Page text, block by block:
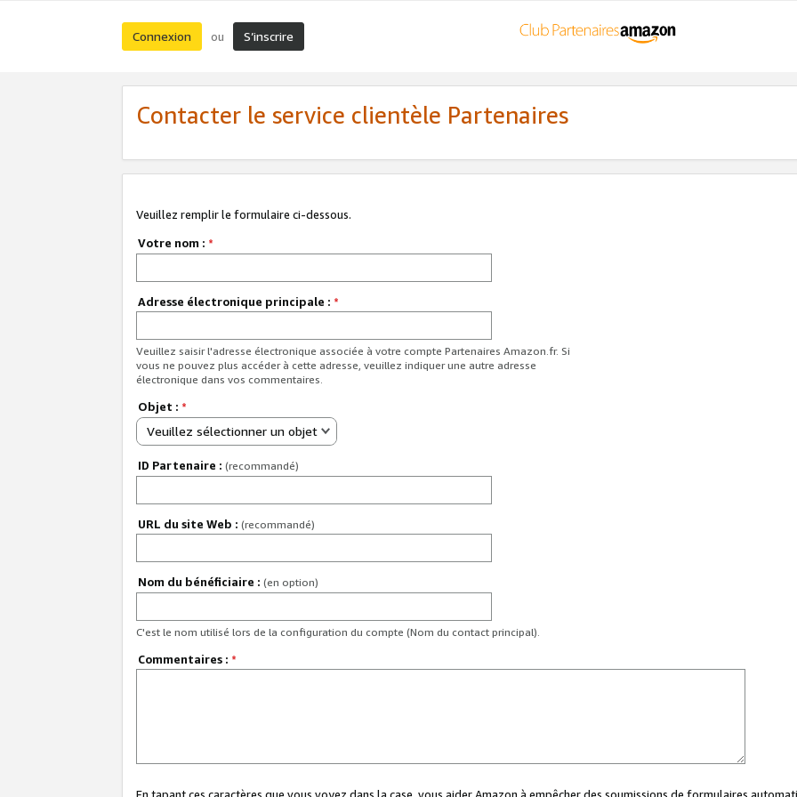
Connexion ou S’inscrire
Contacter le service clientèle Partenaires
Veuillez remplir le formulaire ci-dessous.
Votre nom : *
Adresse électronique principale : *
Veuillez saisir l'adresse électronique associée à votre compte Partenaires Amazon.fr. Si
vous ne pouvez plus accéder à cette adresse, veuillez indiquer une autre adresse
électronique dans vos commentaires.
Objet : *
Veuillez sélectionner un objet
ID Partenaire : (recommandé)
URL du site Web : (recommandé)
Nom du bénéficiaire : (en option)
C'est le nom utilisé lors de la configuration du compte (Nom du contact principal).
Commentaires : *